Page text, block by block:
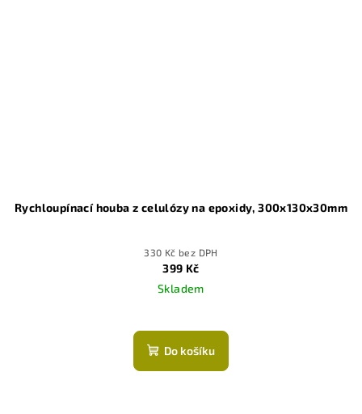
Rychloupínací houba z celulózy na epoxidy, 300x130x30mm
330 Kč bez DPH
399 Kč
Skladem
hodnocení
produktu
Do košíku